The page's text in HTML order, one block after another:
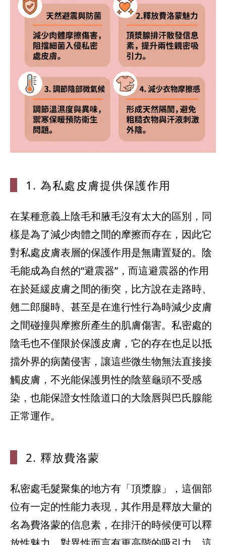
1. 為私處皮膚提供保護作用
在某種意義上陰毛和腋毛沒有太大的區別，同
樣是為了減少肉體之間的摩擦而存在，因此它
對私處皮膚表層的保護作用是無庸置疑的。陰
毛能成為自然的“避震器”，而這避震器的作用
在於延緩皮膚之間的衝突，比方說在走路時、
翹二郎腿時、甚至是在進行性行為時減少皮膚
之間碰撞與摩擦所產生的肌膚傷害。私密處的
陰毛也不僅限於保護皮膚，它的存在也足以抵
擋外界的病菌侵害，讓這些微生物無法直接接
觸皮膚，不光能保護男性的陰莖龜頭不受感
染，也能保證女性陰道口的大陰唇與巴氏腺能
正常運作。
2. 釋放費洛蒙
私密處毛髮聚集的地方有「頂漿腺」，這個部
位有一定的性能力表現，其作用是釋放大量的
名為費洛蒙的信息素，在排汗的時候便可以釋